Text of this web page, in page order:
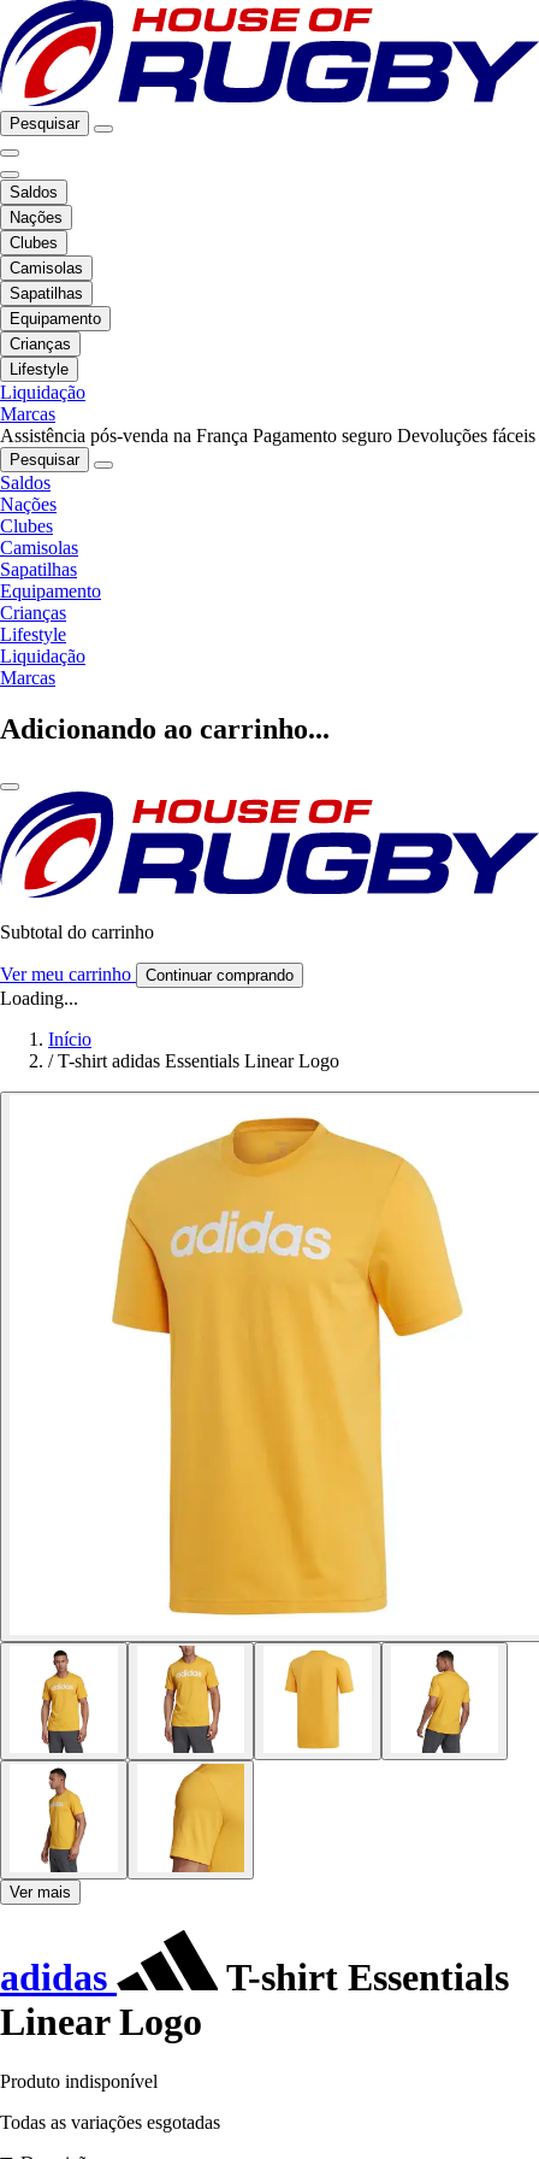
Pesquisar
Saldos
Nações
Clubes
Camisolas
Sapatilhas
Equipamento
Crianças
Lifestyle
Liquidação
Marcas
Assistência pós-venda na França Pagamento seguro Devoluções fáceis
Pesquisar
Saldos
Nações
Clubes
Camisolas
Sapatilhas
Equipamento
Crianças
Lifestyle
Liquidação
Marcas
Adicionando ao carrinho...
Subtotal do carrinho
Ver meu carrinho Continuar comprando
Loading...
Início
/ T-shirt adidas Essentials Linear Logo
Ver mais
adidas
T-shirt Essentials
Linear Logo
Produto indisponível
Todas as variações esgotadas